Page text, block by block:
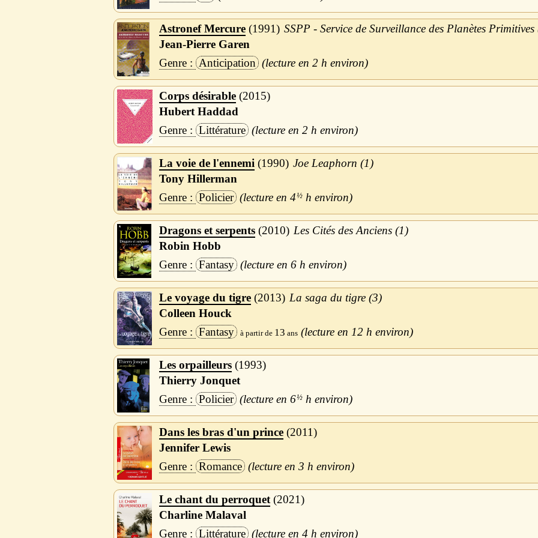
Astronef Mercure 1991
SSPP - Service de Surveillance des Planètes
Jean-Pierre Garen
Anticipation
2 h
Corps désirable 2015
Hubert Haddad
Littérature
2 h
La voie de l'ennemi 1990
Joe Leaphorn (1)
Tony Hillerman
Policier
4½h
Dragons et serpents 2010
Les Cités des Anciens (1)
Robin Hobb
Fantasy
6 h
Le voyage du tigre 2013
La saga du tigre (3)
Colleen Houck
Fantasy
13 12 h
Les orpailleurs 1993
Thierry Jonquet
Policier
6½h
Dans les bras d'un prince 2011
Jennifer Lewis
Romance
3 h
Le chant du perroquet 2021
Charline Malaval
Littérature
4 h